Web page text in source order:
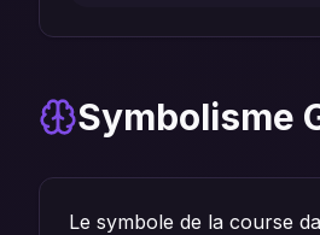
Symbolisme
Le symbole de la course